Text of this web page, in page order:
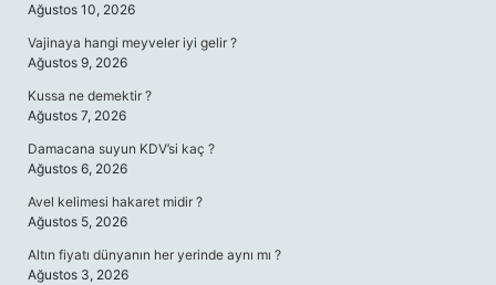
Ağustos 10, 2026
Vajinaya hangi meyveler iyi gelir ?
Ağustos 9, 2026
Kussa ne demektir ?
Ağustos 7, 2026
Damacana suyun KDV’si kaç ?
Ağustos 6, 2026
Avel kelimesi hakaret midir ?
Ağustos 5, 2026
Altın fiyatı dünyanın her yerinde aynı mı ?
Ağustos 3, 2026